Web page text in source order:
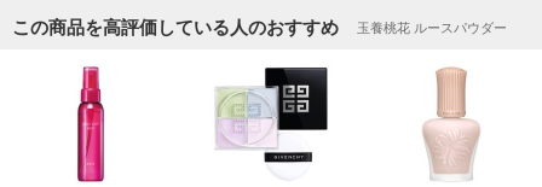
この商品を高評価している人のおすすめ 玉養桃花 ルースパウダー